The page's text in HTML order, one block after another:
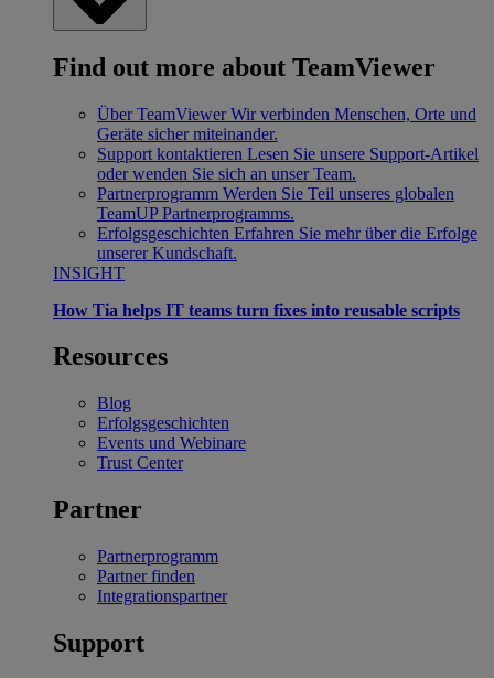
Find out more about TeamViewer
Über TeamViewer Wir verbinden Menschen, Orte und
Geräte sicher miteinander.
Support kontaktieren Lesen Sie unsere Support-Artikel
oder wenden Sie sich an unser Team.
Partnerprogramm Werden Sie Teil unseres globalen
TeamUP Partnerprogramms.
Erfolgsgeschichten Erfahren Sie mehr über die Erfolge
unserer Kundschaft.
INSIGHT
How Tia helps IT teams turn fixes into reusable scripts
Resources
Blog
Erfolgsgeschichten
Events und Webinare
Trust Center
Partner
Partnerprogramm
Partner finden
Integrationspartner
Support